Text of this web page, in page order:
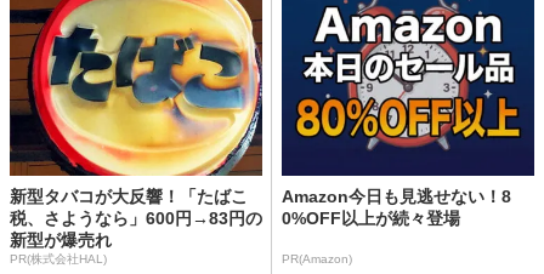
新型タバコが大反響！「たばこ
税、さようなら」600円→83円の
新型が爆売れ
PR(株式会社HAL)
Amazon今日も見逃せない！8
0%OFF以上が続々登場
PR(Amazon)